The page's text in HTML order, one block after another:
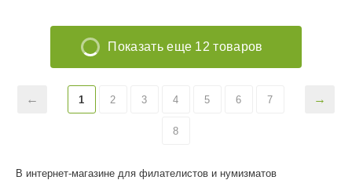
В интернет-магазине для филателистов и нумизматов
Показать еще 12 товаров
1 2 3 4 5 6 7
8